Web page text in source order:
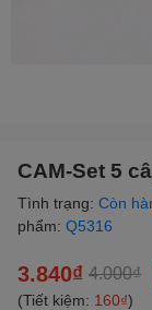
CAM-Set 5
Tình trạng: Còn
phẩm: Q5316
3.840₫ 4.000₫
(Tiết kiệm: 160₫)